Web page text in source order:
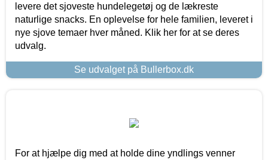
levere det sjoveste hundelegetøj og de lækreste
naturlige snacks. En oplevelse for hele familien, leveret i
nye sjove temaer hver måned. Klik her for at se deres
udvalg.
Se udvalget på Bullerbox.dk
For at hjælpe dig med at holde dine yndlings venner